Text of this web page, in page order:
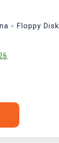
- Floppy Disk